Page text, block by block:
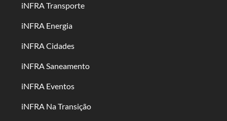
iNFRA Transporte
iNFRA Energia
iNFRA Cidades
iNFRA Saneamento
iNFRA Eventos
iNFRA Na Transição